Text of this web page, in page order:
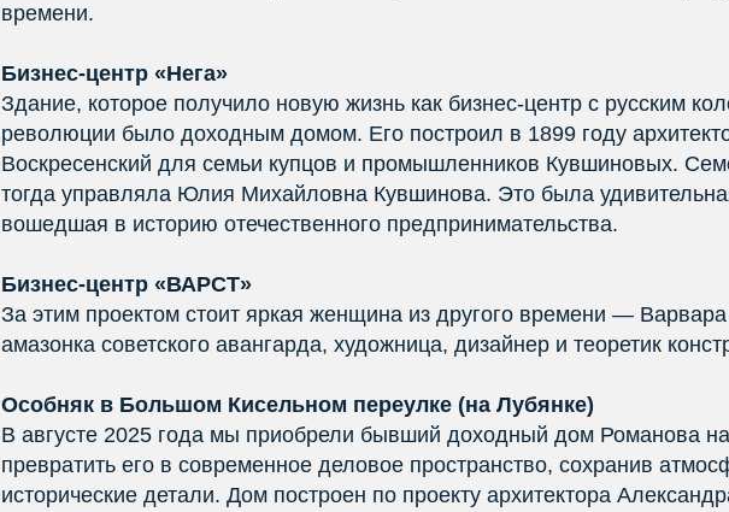
времени.
Бизнес-центр «Нега»
Здание, которое получило новую жизнь как бизнес-центр с русским
революции было доходным домом. Его построил в 1899 году
Воскресенский для семьи купцов и промышленников Кувшиновых.
тогда управляла Юлия Михайловна Кувшинова. Это была
вошедшая в историю отечественного предпринимательства.
Бизнес-центр «ВАРСТ»
За этим проектом стоит яркая женщина из другого времени —
амазонка советского авангарда, художница, дизайнер и теоретик
Особняк в Большом Кисельном переулке (на Лубянке)
В августе 2025 года мы приобрели бывший доходный дом Романова
превратить его в современное деловое пространство, сохранив
исторические детали. Дом построен по проекту архитектора